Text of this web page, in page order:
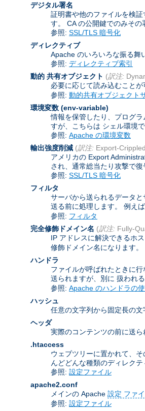
デジタル署名
証明書や他のファイルを検
す。 CA の公開鍵でのみそ
参照: SSL/TLS 暗号化
ディレクティブ
Apache のいろいろな振る舞
参照: ディレクティブ索引
動的 共有オブジェクト (訳注:
必要に応じて読み込むこと
参照: 動的共有オブジェクト
環境変数 (env-variable)
情報を保管したり、プログ
すが、こちらは シェル環境
参照: Apache の環境変数
輸出強度削減 (訳注: Export-
アメリカの Export
され、通常総当たり攻撃で復
参照: SSL/TLS 暗号化
フィルタ
サーバから送られるデータ
送る前に処理します。 例えば
参照: フィルタ
完全修飾ドメイン名 (訳注: Fully-
IP アドレスに解決できるホ
修飾ドメイン名になります。
ハンドラ
ファイルが呼ばれたときに
送られますが、別に 扱われる
参照: Apache のハンドラの
ハッシュ
任意の文字列から固定長の
ヘッダ
実際のコンテンツの前に送
.htaccess
ウェブツリーに置かれて、
んどどんな種類のディレクテ
参照: 設定ファイル
apache2.conf
メインの Apache 設定 ファ
参照: 設定ファイル